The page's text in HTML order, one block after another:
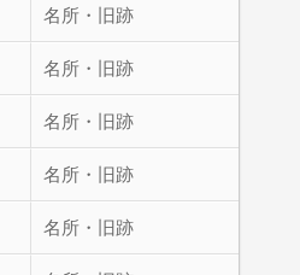
名所・旧跡
名所・旧跡
名所・旧跡
名所・旧跡
名所・旧跡